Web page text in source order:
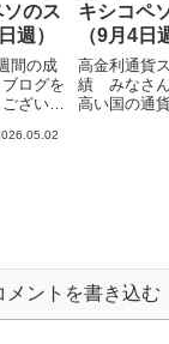
のス
週）
間の成
ログを
ざいま
益を目
警...
キシコペ
（9月4日
高金利通貨
績 みなさん
高い国の通
ンド・トル
メントを書き込む